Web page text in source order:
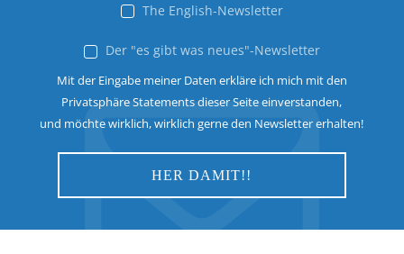
The English-Newsletter
Der "es gibt was neues"-Newsletter
Mit der Eingabe meiner Daten erkläre ich mich mit den
Privatsphäre Statements dieser Seite einverstanden,
und möchte wirklich, wirklich gerne den Newsletter erhalten!